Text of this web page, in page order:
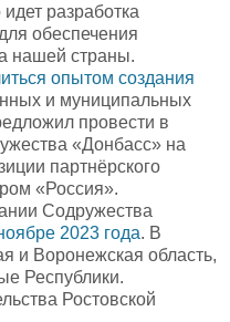
разработка
обеспечения
нашей страны.
опытом создания
и муниципальных
провести в
«Донбасс» на
партнёрского
«Россия».
Содружества
2023 года. В
и Воронежская область,
Республики.
Ростовской